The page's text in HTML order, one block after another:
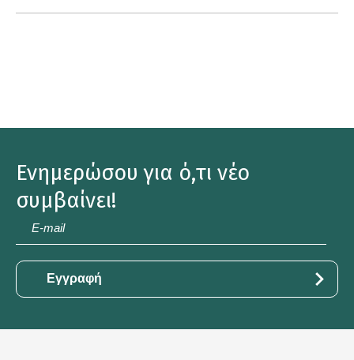
Ενημερώσου για ό,τι νέο
συμβαίνει!